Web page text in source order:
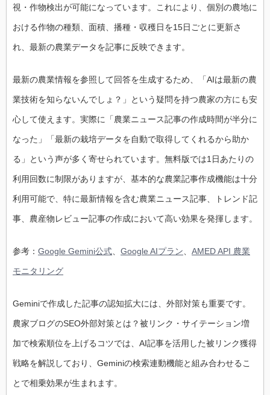
視・作物検出が可能になっています。これにより、個別の農地に
おける作物の種類、面積、播種・収穫日を15日ごとに更新さ
れ、最新の農業データを記事に反映できます。
最新の農業情報を参照して回答を生成するため、「AIは最新の農
業技術を知らないんでしょ？」という疑問を持つ農家の方にも安
心して使えます。実際に「農業ニュース記事の作成時間が半分に
なった」「最新の栽培データを自動で取得してくれるから助か
る」という声が多く寄せられています。無料版では1日あたりの
利用回数に制限がありますが、基本的な農業記事作成機能は十分
利用可能で、特に最新情報を含む農業ニュース記事、トレンド記
事、農産物レビュー記事の作成において高い効果を発揮します。
参考： Google Gemini公式 Google AIプラン AMED API 農業
モニタリング
Geminiで作成した記事の認知拡大には、外部対策も重要です。
農家ブログのSEO外部対策とは？被リンク・サイテーション増
加で検索順位を上げるコツでは、AI記事を活用した被リンク獲得
戦略を解説しており、Geminiの検索連動機能と組み合わせるこ
とで相乗効果が生まれます。